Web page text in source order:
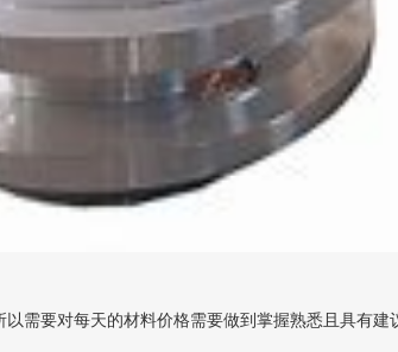
要对每天的材料价格需要做到掌握熟悉且具有建